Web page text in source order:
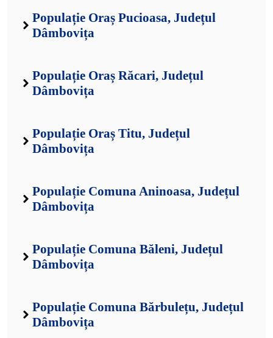
Populație Oraș Pucioasa, Județul
Dâmbovița
Populație Oraș Răcari, Județul
Dâmbovița
Populație Oraș Titu, Județul
Dâmbovița
Populație Comuna Aninoasa, Județul
Dâmbovița
Populație Comuna Băleni, Județul
Dâmbovița
Populație Comuna Bărbulețu, Județul
Dâmbovița